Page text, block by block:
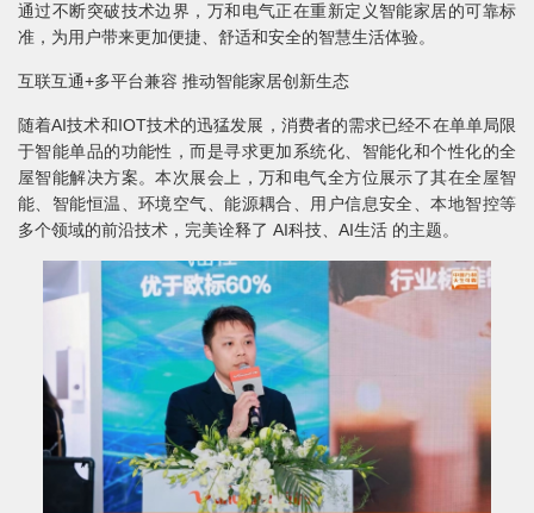
通过不断突破技术边界，万和电气正在重新定义智能家居的可靠标
准，为用户带来更加便捷、舒适和安全的智慧生活体验。
互联互通+多平台兼容 推动智能家居创新生态
随着AI技术和IOT技术的迅猛发展，消费者的需求已经不在单单局限
于智能单品的功能性，而是寻求更加系统化、智能化和个性化的全
屋智能解决方案。本次展会上，万和电气全方位展示了其在全屋智
能、智能恒温、环境空气、能源耦合、用户信息安全、本地智控等
多个领域的前沿技术，完美诠释了 AI科技、AI生活 的主题。